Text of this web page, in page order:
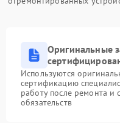
Оригинальные
Используются
сертификацию
работу после ремонта и
обязательств